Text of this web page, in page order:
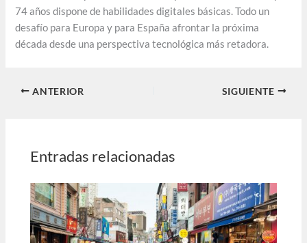
74 años dispone de habilidades digitales básicas. Todo un
desafío para Europa y para España afrontar la próxima
década desde una perspectiva tecnológica más retadora.
ANTERIOR SIGUIENTE
Entradas relacionadas